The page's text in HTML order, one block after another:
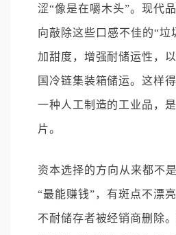
涩“像是在嚼木头”。现代
向敲除这些口感不佳的“垃
加甜度，增强耐储运性，
国冷链集装箱储运。这样
一种人工制造的工业品，
片。
资本选择的方向从来都不
“最能赚钱”，有斑点不漂
不耐储存者被经销商删除